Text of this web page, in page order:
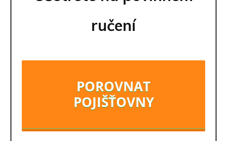
ručení
POROVNAT
POJIŠŤOVNY